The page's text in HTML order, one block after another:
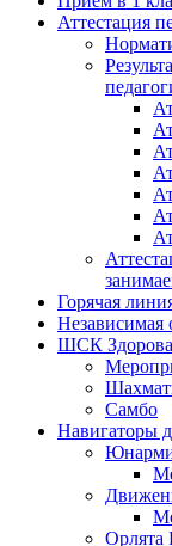
Аттестация
Горячая
Независимая
ШСК
Самбо
Навигаторы
Орлята